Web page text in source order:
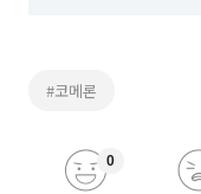
#코메론
0